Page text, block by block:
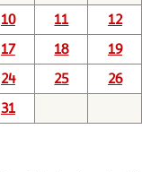
10 11 12
17 18 19
24 25 26
31